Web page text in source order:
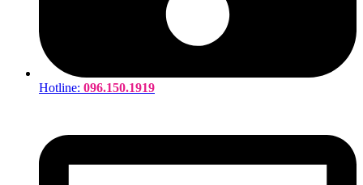
Hotline: 096.150.1919